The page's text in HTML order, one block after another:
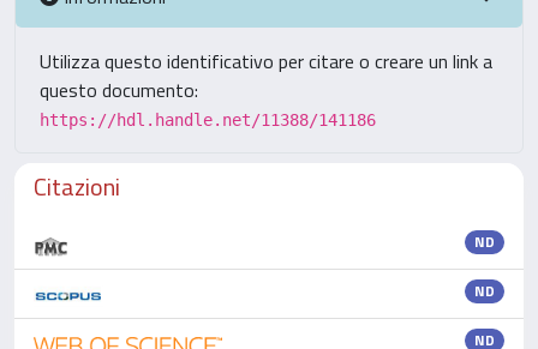
Utilizza questo identificativo per citare o creare un link a
questo documento:
https://hdl.handle.net/11388/141186
Citazioni
ND
ND
ND